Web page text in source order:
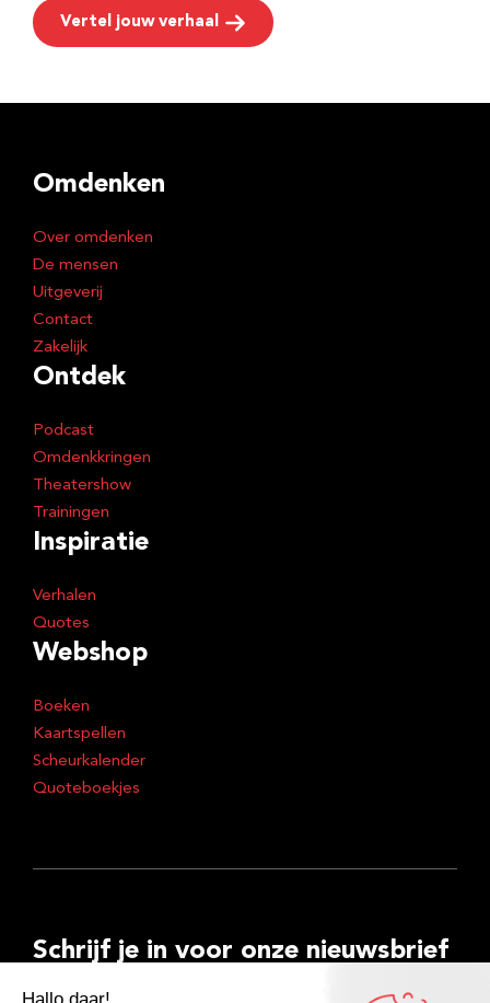
Vertel jouw verhaal
Omdenken
Over omdenken
De mensen
Uitgeverij
Contact
Zakelijk
Ontdek
Podcast
Omdenkkringen
Theatershow
Trainingen
Inspiratie
Verhalen
Quotes
Webshop
Boeken
Kaartspellen
Scheurkalender
Quoteboekjes
Schrijf je in voor onze nieuwsbrief